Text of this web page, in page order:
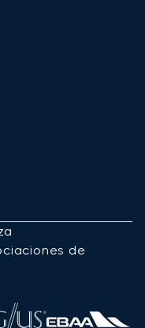
de